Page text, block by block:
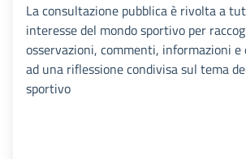
La consultazione pubblica è rivolta a
interesse del mondo sportivo per
osservazioni, commenti, informazioni
ad una riflessione condivisa sul tema
sportivo